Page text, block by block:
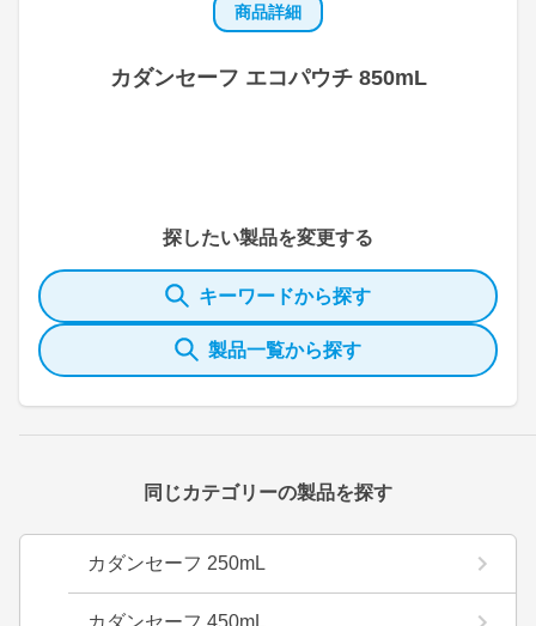
商品詳細
カダンセーフ エコパウチ 850mL
探したい製品を変更する
キーワードから探す
製品一覧から探す
同じカテゴリーの製品を探す
カダンセーフ 250mL
カダンセーフ 450mL